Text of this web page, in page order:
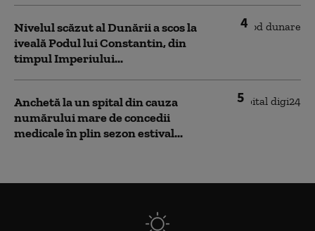
4
Nivelul scăzut al Dunării a scos la
iveală Podul lui Constantin, din
timpul Imperiului...
5
Anchetă la un spital din cauza
numărului mare de concedii
medicale în plin sezon estival...